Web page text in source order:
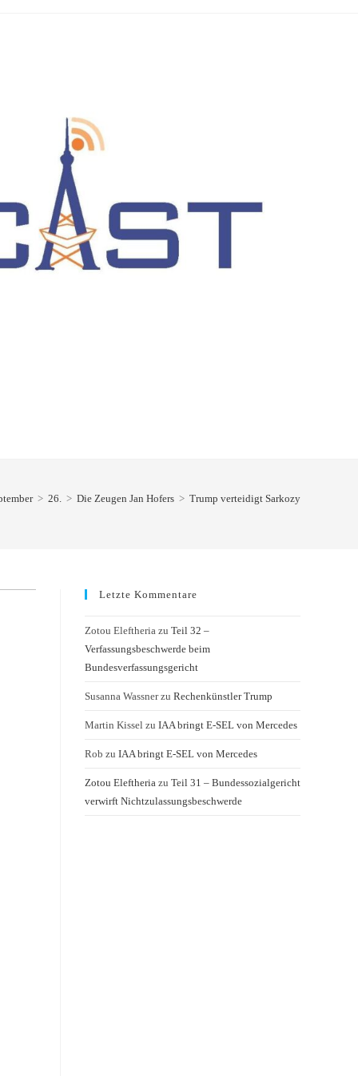
> 26. > Die Zeugen Jan Hofers > Trump verteidigt Sarkozy
Letzte Kommentare
Zotou Eleftheria zu Teil 32 –
Verfassungsbeschwerde beim
Bundesverfassungsgericht
Susanna Wassnerzu Rechenkünstler Trump
Martin Kissel zu IAA bringt E-SEL von Mercedes
Rob zu IAA bringt E-SEL von Mercedes
Zotou Eleftheria zu Teil 31 – Bundessozialgericht
verwirft Nichtzulassungsbeschwerde